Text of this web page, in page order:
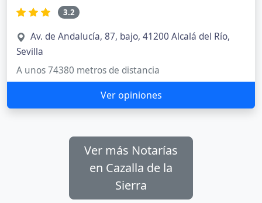
3.2
Av. de Andalucía, 87, bajo, 41200 Alcalá del Río,
Sevilla
A unos 74380 metros de distancia
Ver opiniones
Ver más Notarías
en Cazalla de la
Sierra